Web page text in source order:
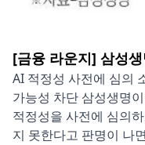
[금융 라운지] 삼성
AI 적정성 사전에 심의
가능성 차단 삼성생명
적정성을 사전에 심의
지 못한다고 판명이 나